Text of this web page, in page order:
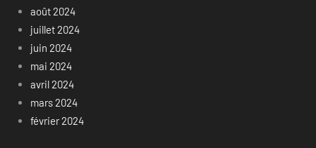
août 2024
juillet 2024
juin 2024
mai 2024
avril 2024
mars 2024
février 2024